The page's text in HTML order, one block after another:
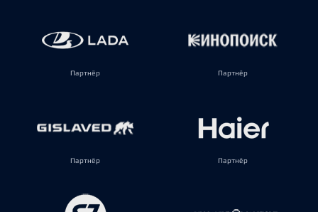
Партнёр Партнёр
Партнёр Партнёр